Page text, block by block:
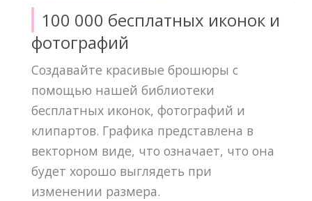
100 000 бесплатных иконок и
фотографий
Создавайте красивые брошюры с
помощью нашей библиотеки
бесплатных иконок, фотографий и
клипартов. Графика представлена в
векторном виде, что означает, что она
будет хорошо выглядеть при
изменении размера.